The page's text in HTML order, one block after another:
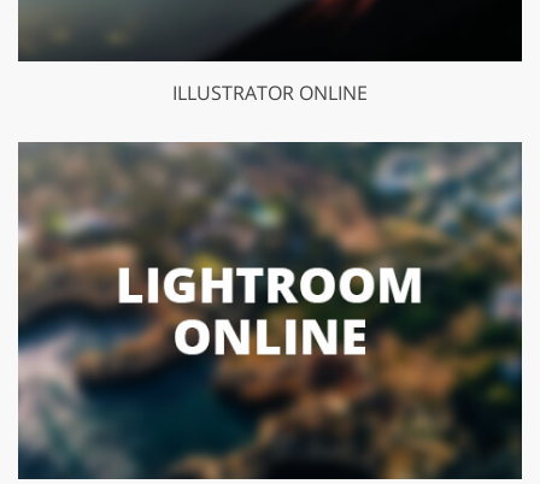
ILLUSTRATOR ONLINE